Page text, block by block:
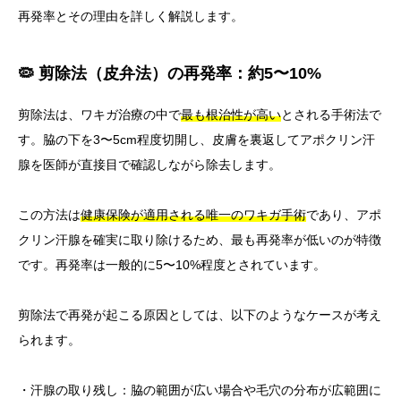
再発率とその理由を詳しく解説します。
🦠 剪除法（皮弁法）の再発率：約5〜10%
剪除法は、ワキガ治療の中で最も根治性が高いとされる手術法で
す。脇の下を3〜5cm程度切開し、皮膚を裏返してアポクリン汗
腺を医師が直接目で確認しながら除去します。
この方法は健康保険が適用される唯一のワキガ手術であり、アポ
クリン汗腺を確実に取り除けるため、最も再発率が低いのが特徴
です。再発率は一般的に5〜10%程度とされています。
剪除法で再発が起こる原因としては、以下のようなケースが考え
られます。
・汗腺の取り残し：脇の範囲が広い場合や毛穴の分布が広範囲に